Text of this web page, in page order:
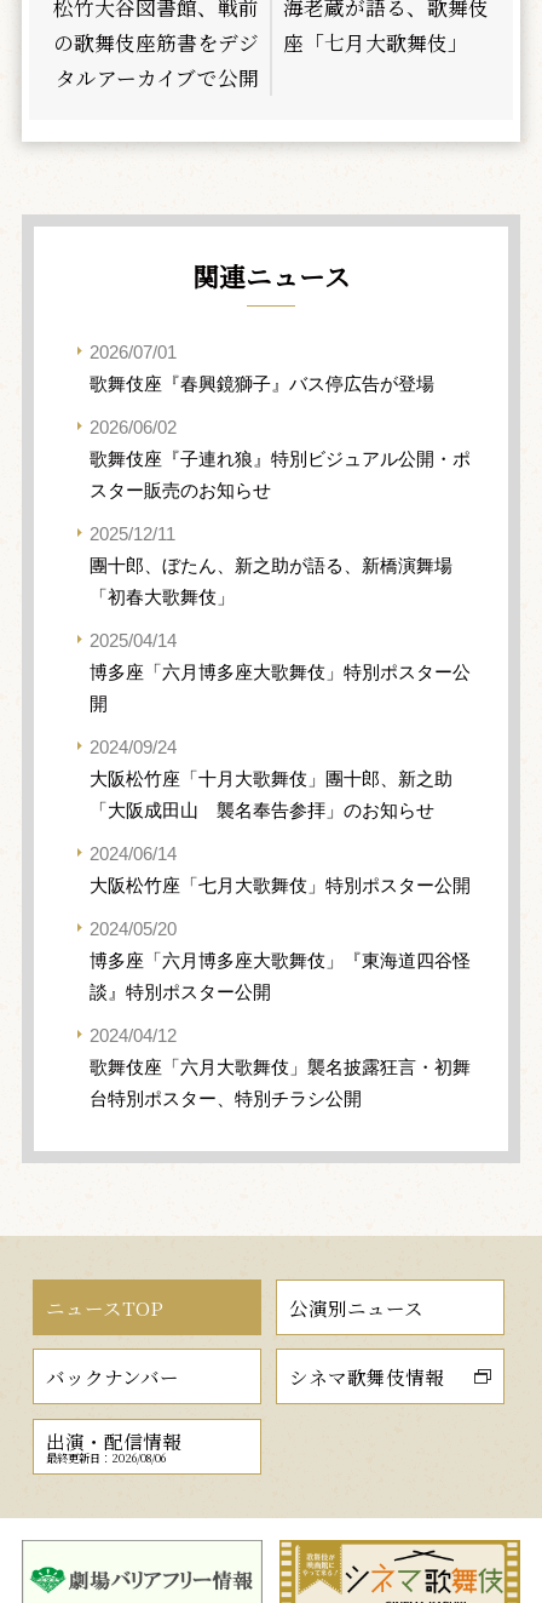
松竹大谷図書館、戦前
の歌舞伎座筋書をデジ
タルアーカイブで公開
海老蔵が語る、歌舞伎
座「七月大歌舞伎」
関連ニュース
2026/07/01
歌舞伎座『春興鏡獅子』バス停広告が登場
2026/06/02
歌舞伎座『子連れ狼』特別ビジュアル公開・ポ
スター販売のお知らせ
2025/12/11
團十郎、ぼたん、新之助が語る、新橋演舞場
「初春大歌舞伎」
2025/04/14
博多座「六月博多座大歌舞伎」特別ポスター公
開
2024/09/24
大阪松竹座「十月大歌舞伎」團十郎、新之助
「大阪成田山 襲名奉告参拝」のお知らせ
2024/06/14
大阪松竹座「七月大歌舞伎」特別ポスター公開
2024/05/20
博多座「六月博多座大歌舞伎」『東海道四谷怪
談』特別ポスター公開
2024/04/12
歌舞伎座「六月大歌舞伎」襲名披露狂言・初舞
台特別ポスター、特別チラシ公開
ニュースTOP 公演別ニュース
バックナンバー シネマ歌舞伎情報
出演・配信情報
最終更新日：2026/08/06